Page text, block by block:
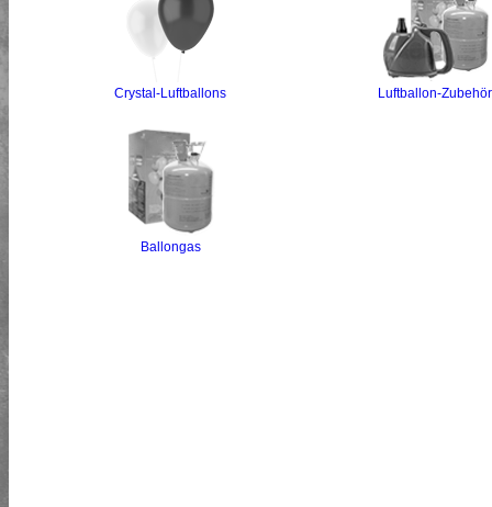
Crystal-Luftballons Luftballon-Zubehör
Ballongas